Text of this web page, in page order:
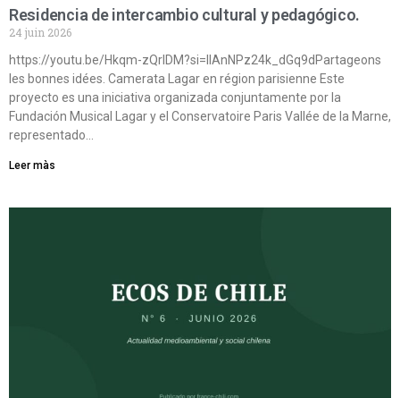
Residencia de intercambio cultural y pedagógico.
24 juin 2026
https://youtu.be/Hkqm-zQrIDM?si=IIAnNPz24k_dGq9dPartageons
les bonnes idées. Camerata Lagar en région parisienne Este
proyecto es una iniciativa organizada conjuntamente por la
Fundación Musical Lagar y el Conservatoire Paris Vallée de la Marne,
representado…
Leer màs